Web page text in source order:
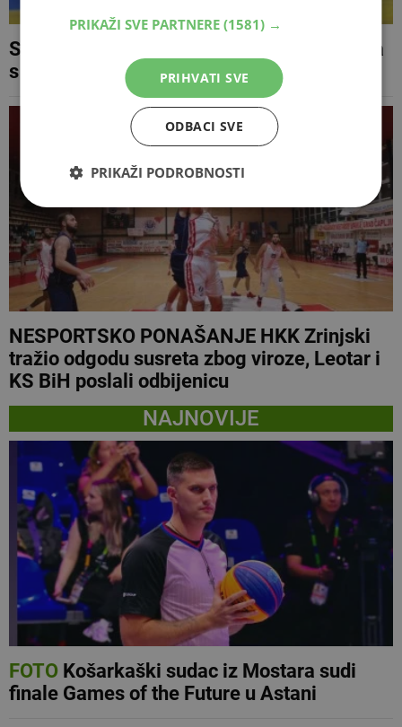
Sparsi preko Leotara do finala Kupa i meča
s Igokeom
NESPORTSKO PONAŠANJE HKK Zrinjski
tražio odgodu susreta zbog viroze, Leotar i
KS BiH poslali odbijenicu
NAJNOVIJE
FOTOKošarkaški sudac iz Mostara sudi
finale Games of the Future u Astani
PRIKAŽI SVE PARTNERE (1581) →
PRIHVATI SVE
ODBACI SVE
PRIKAŽI PODROBNOSTI